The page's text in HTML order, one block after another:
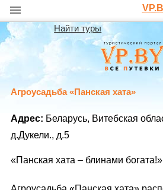
Найти туры
Агроусадьба «Панская хата»
Адрес: Беларусь, Витебская
д.Дукели., д.5
«Панская хата – блинами богата!»